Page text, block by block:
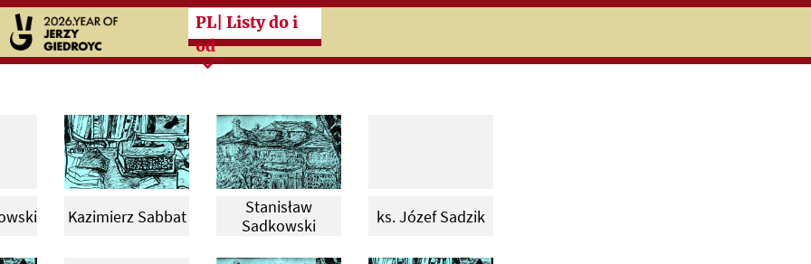
Przeskocz do treści zasadniczej
PL | Listy do i
od
Kazimierz Sabbat
Stanisław
Sadkowski
ks. Józef Sadzik